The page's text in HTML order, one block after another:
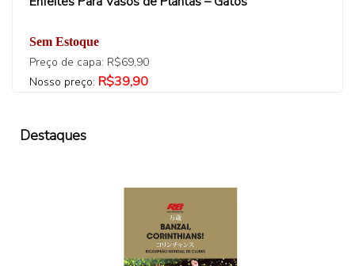
Sem Estoque
Preço de capa: R$69,90
Nosso preço: R$39,90
Destaques